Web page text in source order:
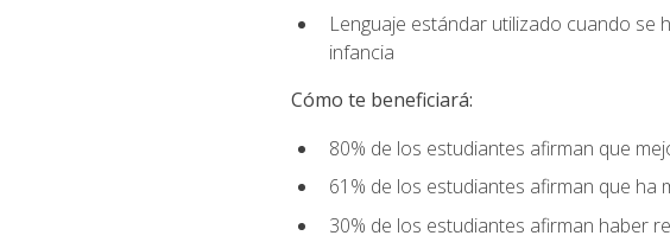
Lenguaje estándar utilizado cuando se
infancia
Cómo te beneficiará:
80% de los estudiantes afirman que
61% de los estudiantes afirman que
30% de los estudiantes afirman haber